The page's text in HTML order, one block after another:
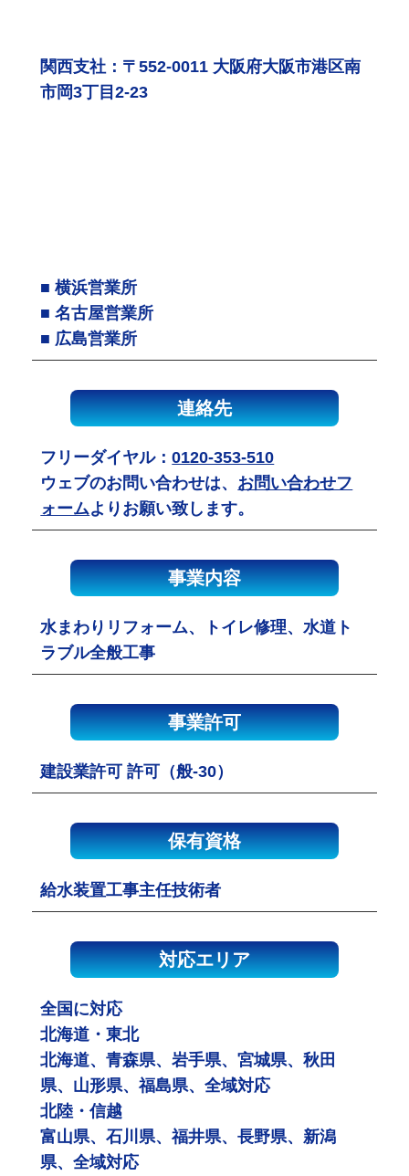
関西支社：〒552-0011 大阪府大阪市港区南
市岡3丁目2-23
■ 横浜営業所
■ 名古屋営業所
■ 広島営業所
連絡先
フリーダイヤル：0120-353-510
ウェブのお問い合わせは、 お問い合わせフ
ォームよりお願い致します。
事業内容
水まわりリフォーム、トイレ修理、水道ト
ラブル全般工事
事業許可
建設業許可 許可（般-30）
保有資格
給水装置工事主任技術者
対応エリア
全国に対応
北海道・東北
北海道、青森県、岩手県、宮城県、秋田
県、山形県、福島県、全域対応
北陸・信越
富山県、石川県、福井県、長野県、新潟
県、全域対応